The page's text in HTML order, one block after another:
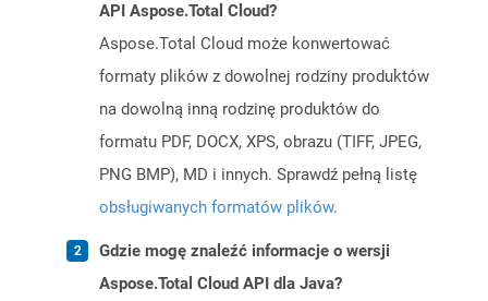
API Aspose.Total Cloud?
Aspose.Total Cloud może konwertować
formaty plików z dowolnej rodziny produktów
na dowolną inną rodzinę produktów do
formatu PDF, DOCX, XPS, obrazu (TIFF, JPEG,
PNG BMP), MD i innych. Sprawdź pełną listę
obsługiwanych formatów plików.
Gdzie mogę znaleźć informacje o wersji
Aspose.Total Cloud API dla Java?